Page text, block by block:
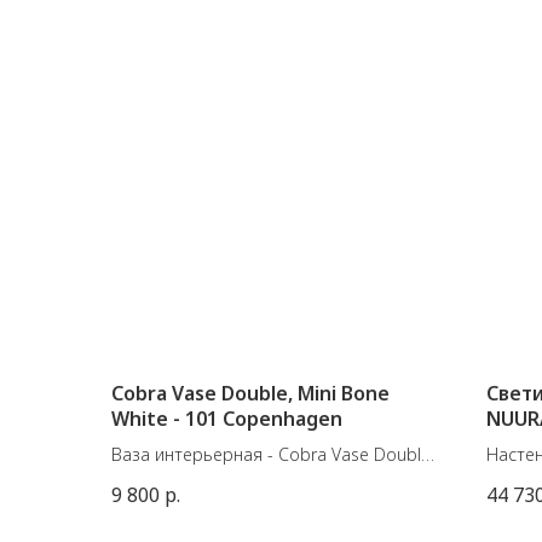
Cobra Vase Double, Mini Bone
White - 101 Copenhagen
Ваза интерьерная - Cobra Vase Double,
Материал: Керамика
9 800 р. 44